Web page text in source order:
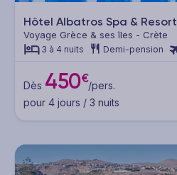
Hôtel Albatros Spa & Resort
Voyage Grèce & ses îles - Crète
3 à 4 nuits Demi-pension
Dès 450€/pers.
pour 4 jours / 3 nuits